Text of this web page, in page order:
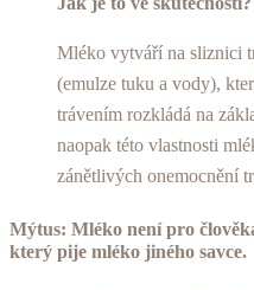
Mléko vytváří na sliznici
(emulze tuku a vody),
trávením rozkládá na
naopak této vlastnosti
zánětlivých onemocnění
Mýtus: Mléko není pro
který pije mléko jiného savce.